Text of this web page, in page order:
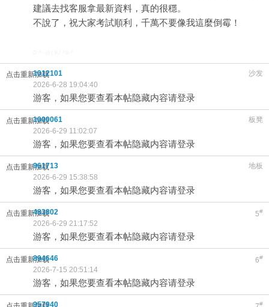
建議去找客服拿最新資料，真的很穩。
不說了，祝大家考試順利，千萬不要像我這麼倒霉！
点击重新加载 沙发
1012101
2026-6-28 19:04:40
游客，如果您要查看本帖隐藏内容请登录
点击重新加载 板凳
1000061
2026-6-29 11:02:07
游客，如果您要查看本帖隐藏内容请登录
点击重新加载 地板
961713
2026-6-29 15:38:58
游客，如果您要查看本帖隐藏内容请登录
点击重新加载 5#
483802
2026-6-29 21:17:52
游客，如果您要查看本帖隐藏内容请登录
点击重新加载 6#
894646
2026-7-15 20:51:14
游客，如果您要查看本帖隐藏内容请登录
#
957940